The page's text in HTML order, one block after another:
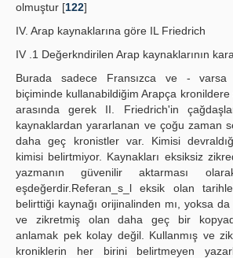
olmuştur [122]
IV. Arap kaynaklarına göre IL Friedrich
IV .1 Değerkndirilen Arap kaynaklarının
Burada sadece Fransızca ve -
biçiminde kullanabildiğim Arapça
arasında gerek II. Friedrich'in
kaynaklardan yararlanan ve çoğu zaman
daha geç kronistler var. Kimisi
kimisi belirtmiyor. Kaynakları eksiksiz
yazmanın güvenilir aktarması
eşdeğerdir.Referan_s_l eksik olan
belirttiği kaynağı orijinalinden mı, yoksa
ve zikretmiş olan daha geç bir
anlamak pek kolay değil. Kullanmış ve
kroniklerin her birini belirtmeyen